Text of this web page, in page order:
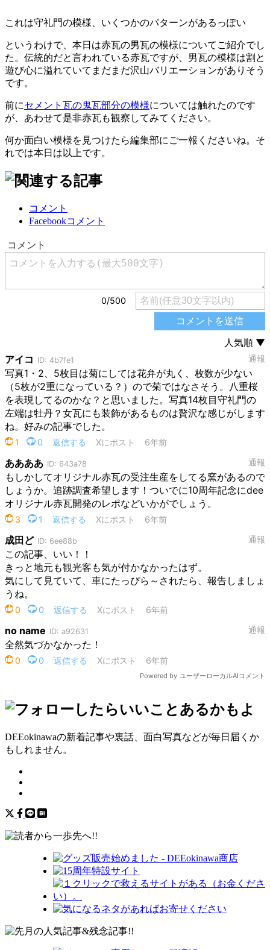
これは守礼門の模様、いくつかのパターンがあるっぽい
というわけで、本日は赤瓦の男瓦の模様についてご紹介でし
た。伝統的だと言われている赤瓦ですが、男瓦の模様は割と
遊び心に溢れていてまだまだ沢山バリエーションがありそう
です。
前にセメント瓦の鬼瓦部分の模様については触れたのです
が、あわせて是非赤瓦も観察してみてください。
何か面白い模様を見つけたら編集部にご一報くださいね。そ
れでは本日は以上です。
コメント
Facebookコメント
DEEokinawaの新着記事や裏話、面白写真などが毎日届くか
もしれません。